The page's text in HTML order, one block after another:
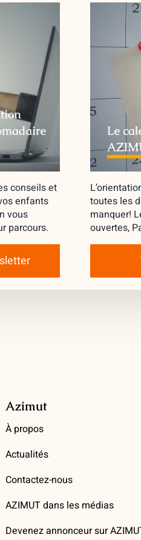
conseils et
enfants
vous
parcours.
toutes les
manquer!
ouvertes,
Azimut
À propos
Actualités
Contactez-nous
AZIMUT dans les médias
Devenez annonceur sur